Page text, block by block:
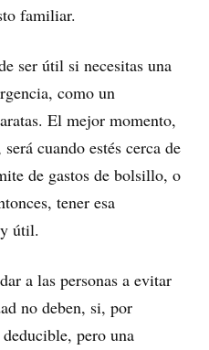
familiar.
ser útil si necesitas una
como un
El mejor momento,
cuando estés cerca de
de gastos de bolsillo, o
tener esa
útil.
a las personas a evitar
no deben, si, por
pero una